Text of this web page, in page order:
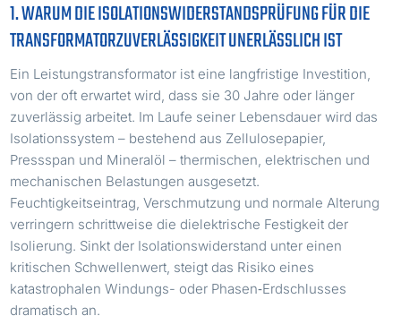
1. WARUM DIE ISOLATIONSWIDERSTANDSPRÜFUNG FÜR DIE
TRANSFORMATORZUVERLÄSSIGKEIT UNERLÄSSLICH IST
Ein Leistungstransformator ist eine langfristige Investition,
von der oft erwartet wird, dass sie 30 Jahre oder länger
zuverlässig arbeitet. Im Laufe seiner Lebensdauer wird das
Isolationssystem – bestehend aus Zellulosepapier,
Pressspan und Mineralöl – thermischen, elektrischen und
mechanischen Belastungen ausgesetzt.
Feuchtigkeitseintrag, Verschmutzung und normale Alterung
verringern schrittweise die dielektrische Festigkeit der
Isolierung. Sinkt der Isolationswiderstand unter einen
kritischen Schwellenwert, steigt das Risiko eines
katastrophalen Windungs- oder Phasen‑Erdschlusses
dramatisch an.